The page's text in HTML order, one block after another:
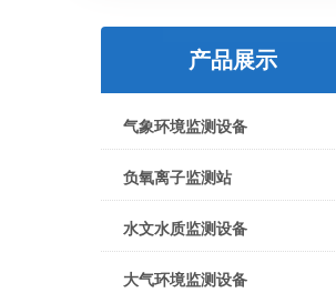
产品展示
气象环境监测设备
负氧离子监测站
水文水质监测设备
大气环境监测设备